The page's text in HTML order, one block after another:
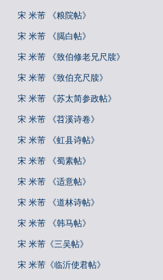
宋 米芾 《粮院帖》
宋 米芾 《臈白帖》
宋 米芾 《致伯修老兄尺牍》
宋 米芾 《致伯充尺牍》
宋 米芾 《苏太简参政帖》
宋 米芾 《苕溪诗卷》
宋 米芾 《虹县诗帖》
宋 米芾 《蜀素帖》
宋 米芾 《适意帖》
宋 米芾 《道林诗帖》
宋 米芾 《韩马帖》
宋 米芾《三吴帖》
宋 米芾《临沂使君帖》